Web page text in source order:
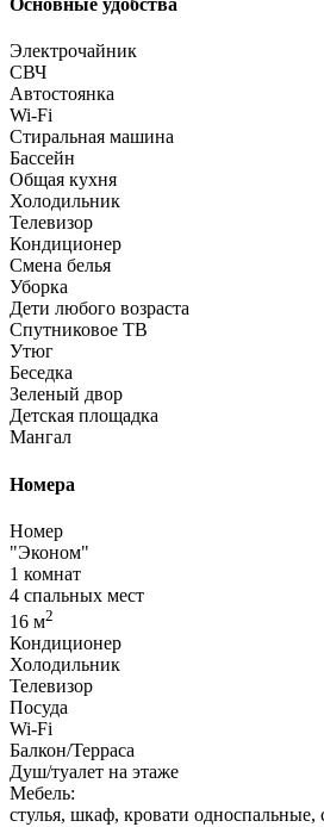
Основные удобства
Электрочайник
СВЧ
Автостоянка
Wi-Fi
Стиральная машина
Бассейн
Общая кухня
Холодильник
Телевизор
Кондиционер
Смена белья
Уборка
Дети любого возраста
Спутниковое ТВ
Утюг
Беседка
Зеленый двор
Детская площадка
Мангал
Номера
Номер
"Эконом"
1 комнат
4 спальных мест
16 м2
Кондиционер
Холодильник
Телевизор
Посуда
Wi-Fi
Балкон/Терраса
Душ/туалет на этаже
Мебель:
стулья, шкаф, кровати односпальные,